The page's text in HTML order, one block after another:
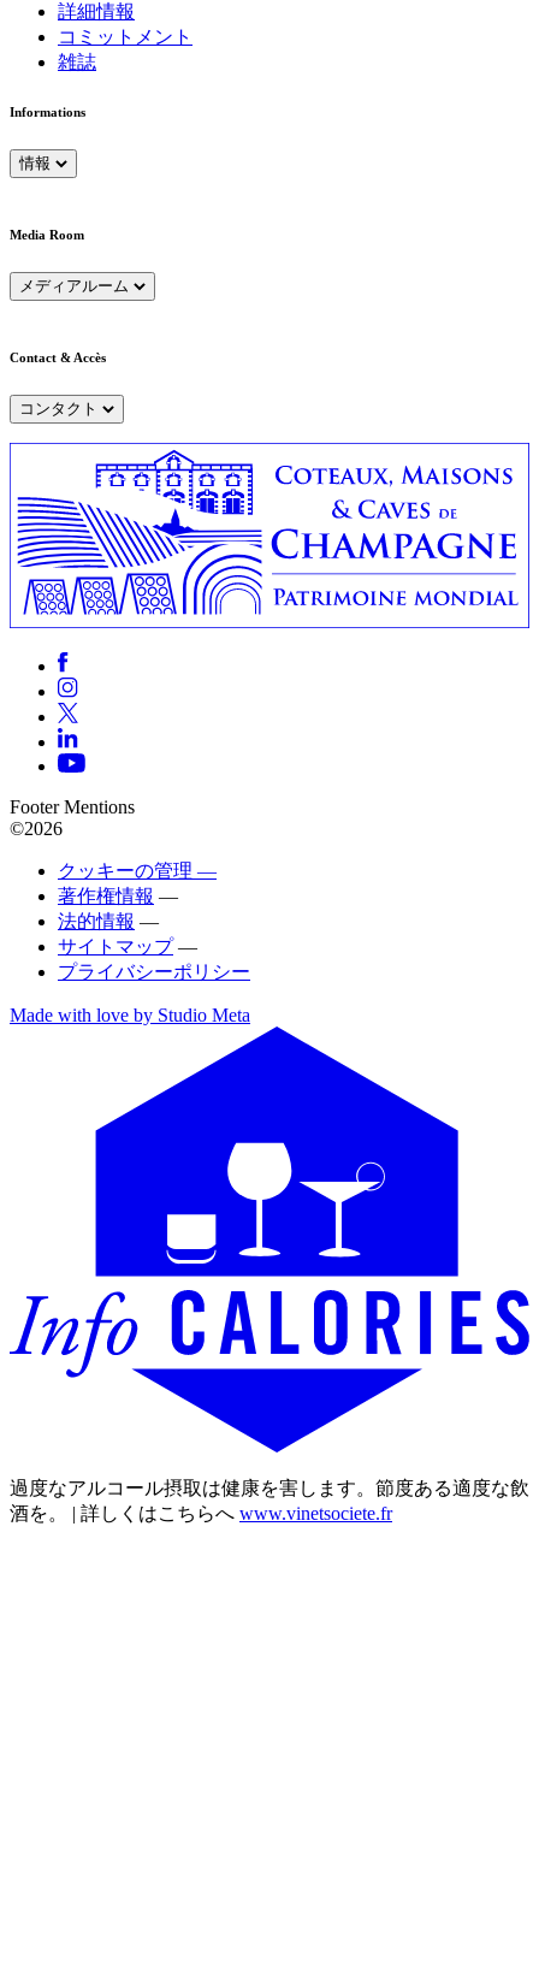
詳細情報
コミットメント
雑誌
Informations
情報
Media Room
メディアルーム
Contact & Accès
コンタクト
Footer Mentions
©2026
クッキーの管理 —
著作権情報 —
法的情報 —
サイトマップ —
プライバシーポリシー
Made with love by Studio Meta
過度なアルコール摂取は健康を害します。節度ある適度な飲
酒を。 | 詳しくはこちらへ www.vinetsociete.fr